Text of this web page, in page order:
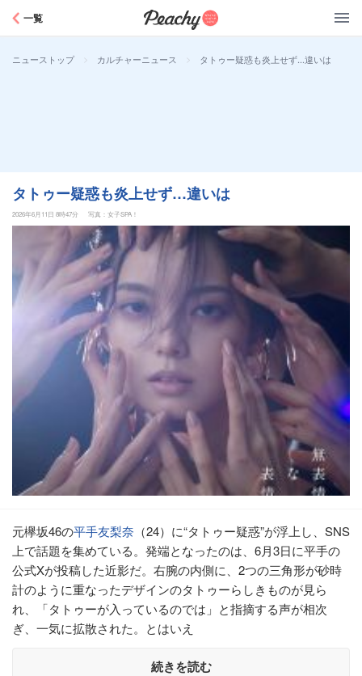
一覧
ニューストップ > カルチャーニュース > タトゥー疑惑も炎上せず…違いは
タトゥー疑惑も炎上せず…違いは
2026年6月11日 8時47分 写真：女子SPA！
元欅坂46の平手友梨奈 （24）に“タトゥー疑惑”が浮上し、SNS
上で話題を集めている。発端となったのは、6月3日に平手の
公式Xが投稿した近影だ。右腕の内側に、2つの三角形が砂時
計のように重なったデザインのタトゥーらしきものが見ら
れ、「タトゥーが入っているのでは」と指摘する声が相次
ぎ、一気に拡散された。とはいえ
続きを読む